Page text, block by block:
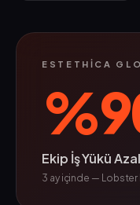
ESTETHICA
%
Ekip İş Yükü
3 ay içinde —